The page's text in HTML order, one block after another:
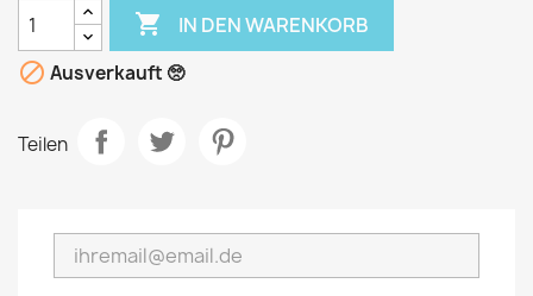
 IN DEN WARENKORB
 Ausverkauft 🥺
Teilen